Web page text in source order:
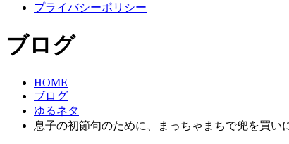
プライバシーポリシー
ブログ
HOME
ブログ
ゆるネタ
息子の初節句のために、まっちゃまちで兜を買い